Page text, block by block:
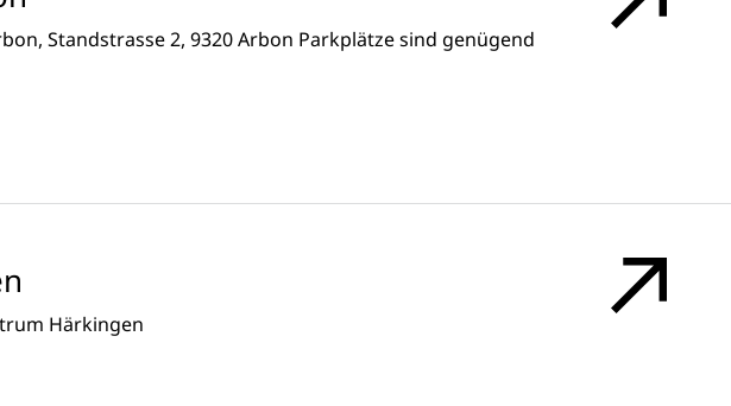
Standstrasse 2, 9320 Arbon Parkplätze sind genügend
Härkingen